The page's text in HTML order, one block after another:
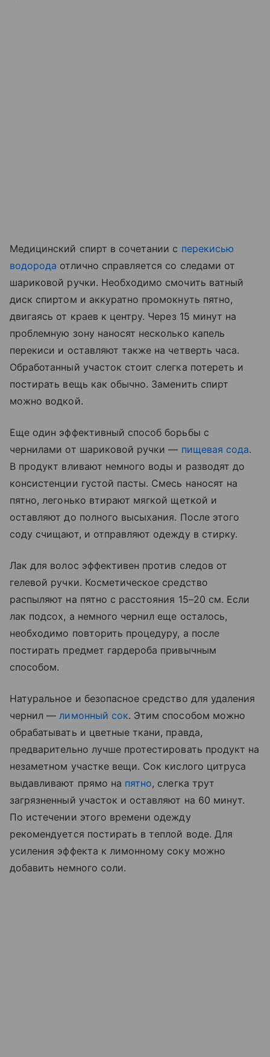
Медицинский спирт в сочетании с перекисью
водорода отлично справляется со следами от
шариковой ручки. Необходимо смочить ватный
диск спиртом и аккуратно промокнуть пятно,
двигаясь от краев к центру. Через 15 минут на
проблемную зону наносят несколько капель
перекиси и оставляют также на четверть часа.
Обработанный участок стоит слегка потереть и
постирать вещь как обычно. Заменить спирт
можно водкой.
Еще один эффективный способ борьбы с
чернилами от шариковой ручки — пищевая сода.
В продукт вливают немного воды и разводят до
консистенции густой пасты. Смесь наносят на
пятно, легонько втирают мягкой щеткой и
оставляют до полного высыхания. После этого
соду счищают, и отправляют одежду в стирку.
Лак для волос эффективен против следов от
гелевой ручки. Косметическое средство
распыляют на пятно с расстояния 15–20 см. Если
лак подсох, а немного чернил еще осталось,
необходимо повторить процедуру, а после
постирать предмет гардероба привычным
способом.
Натуральное и безопасное средство для удаления
чернил — лимонный сок. Этим способом можно
обрабатывать и цветные ткани, правда,
предварительно лучше протестировать продукт на
незаметном участке вещи. Сок кислого цитруса
выдавливают прямо на пятно, слегка трут
загрязненный участок и оставляют на 60 минут.
По истечении этого времени одежду
рекомендуется постирать в теплой воде. Для
усиления эффекта к лимонному соку можно
добавить немного соли.